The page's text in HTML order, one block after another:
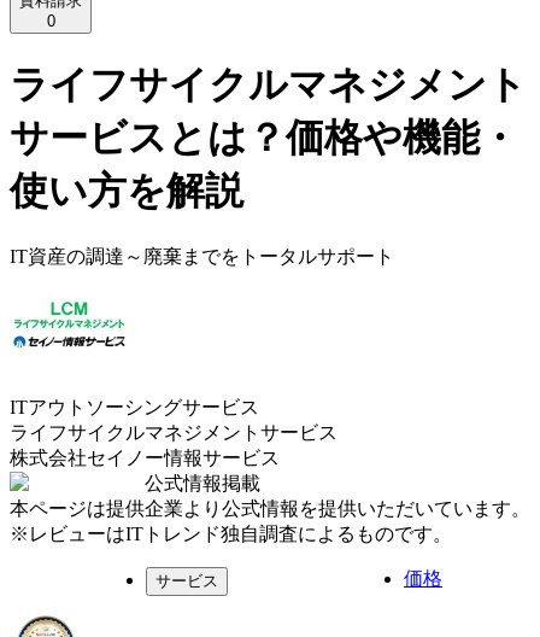
0
ライフサイクルマネジメント
サービス とは？価格や機能・
使い方を解説
IT資産の調達～廃棄までをトータルサポート
ITアウトソーシングサービス
ライフサイクルマネジメントサービス
株式会社セイノー情報サービス
公式情報掲載
本ページは提供企業より公式情報を提供いただいています。
※レビューはITトレンド独自調査によるものです。
サービス 価格